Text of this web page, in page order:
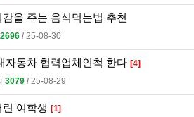
을 주는 음식먹는법 추천
2696 l 25-08-30
자동차 협력업체인척 한다 [4]
3079 l 25-08-29
여학생 [1]